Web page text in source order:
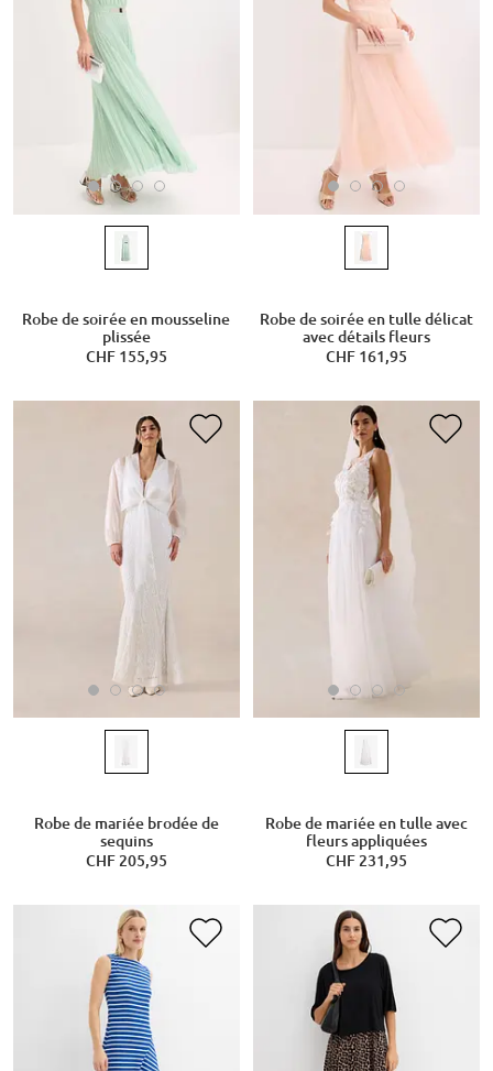
Robe de soirée en mousseline
plissée
CHF 155,95
Robe de soirée en tulle délicat
avec détails fleurs
CHF 161,95
Robe de mariée brodée de
sequins
CHF 205,95
Robe de mariée en tulle avec
fleurs appliquées
CHF 231,95